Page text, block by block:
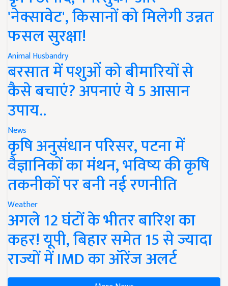
'नेक्सावेट', किसानों को मिलेगी उन्नत
फसल सुरक्षा!
Animal Husbandry
बरसात में पशुओं को बीमारियों से
कैसे बचाएं? अपनाएं ये 5 आसान
उपाय..
News
कृषि अनुसंधान परिसर, पटना में
वैज्ञानिकों का मंथन, भविष्य की कृषि
तकनीकों पर बनी नई रणनीति
Weather
अगले 12 घंटों के भीतर बारिश का
कहर! यूपी, बिहार समेत 15 से ज्यादा
राज्यों में IMD का ऑरेंज अलर्ट